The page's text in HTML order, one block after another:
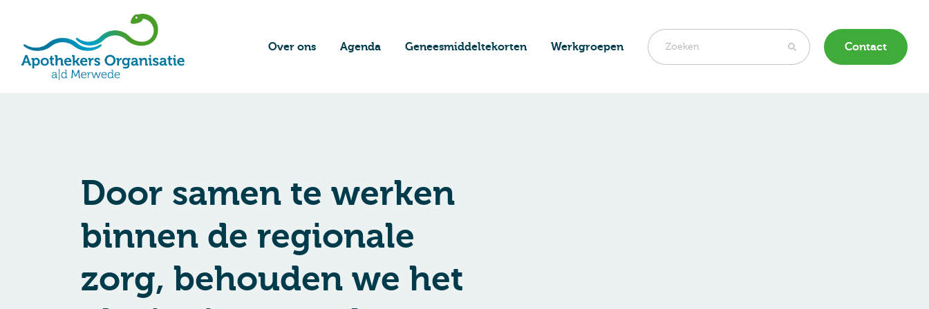
Over ons Agenda Geneesmiddeltekorten Werkgroepen Contact
Door samen te werken
binnen de regionale
zorg, behouden we het